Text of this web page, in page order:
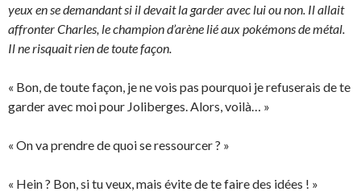
yeux en se demandant si il devait la garder avec lui ou non. Il allait
affronter Charles, le champion d’arène lié aux pokémons de métal.
Il ne risquait rien de toute façon.
« Bon, de toute façon, je ne vois pas pourquoi je refuserais de te
garder avec moi pour Joliberges. Alors, voilà… »
« On va prendre de quoi se ressourcer ? »
« Hein ? Bon, si tu veux, mais évite de te faire des idées ! »